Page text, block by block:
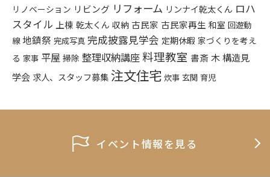
リノベーション リビング リフォーム リンナイ乾太くん ロハ
スタイル 上棟 乾太くん 収納 古民家 古民家再生 和室 回遊動
線 地鎮祭 完成写真 完成披露見学会 定期休暇 家づくりを考え
る 家事 平屋 掃除 整理収納講座料理教室 書斎 木構造見
学会 求人、スタッフ募集注文住宅 炊事 玄関 育児
イベント情報を見る